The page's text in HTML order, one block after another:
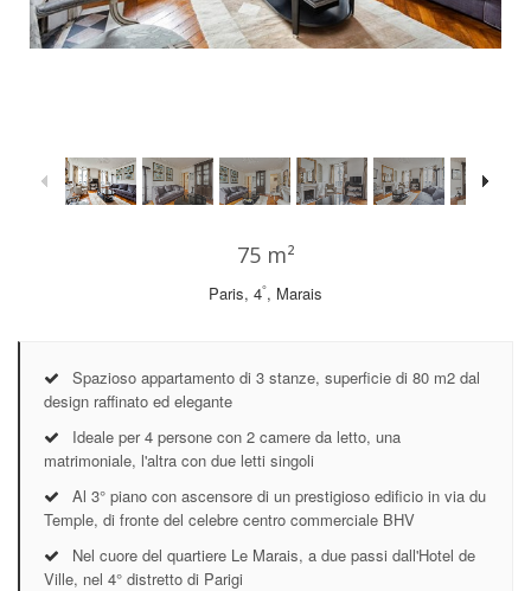
75 m²
Paris, 4°, Marais
Spazioso appartamento di 3 stanze, superficie di 80 m2 dal
design raffinato ed elegante
Ideale per 4 persone con 2 camere da letto, una
matrimoniale, l'altra con due letti singoli
Al 3° piano con ascensore di un prestigioso edificio in via du
Temple, di fronte del celebre centro commerciale BHV
Nel cuore del quartiere Le Marais, a due passi dall'Hotel de
Ville, nel 4° distretto di Parigi